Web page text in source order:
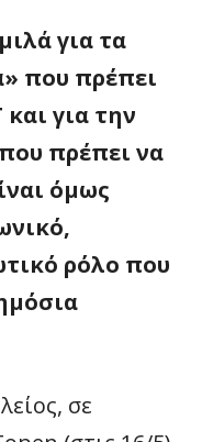
για τα
που πρέπει
για την
πρέπει να
όμως
ρόλο που
σε